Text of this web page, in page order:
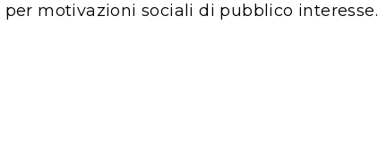
motivazioni sociali di pubblico interesse.